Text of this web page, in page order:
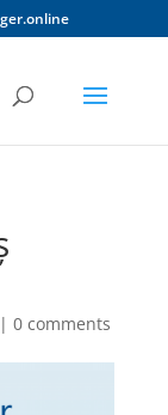
| 0 comments